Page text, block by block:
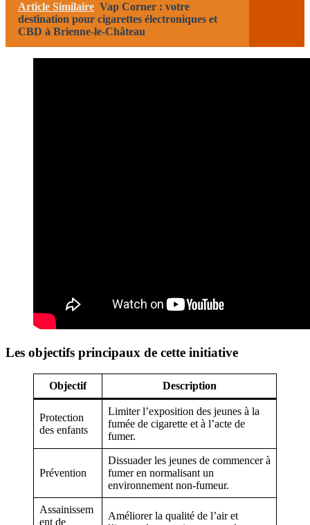
Article Similaire Vap Corner : votre
destination pour cigarettes électroniques et
CBD à Brienne-le-Château
Les objectifs principaux de cette initiative
Objectif Description
Protection
des enfants
Limiter l’exposition des jeunes à la
fumée de cigarette et à l’acte de
fumer.
Prévention
Dissuader les jeunes de commencer à
fumer en normalisant un
environnement non-fumeur.
Assainissem
ent de
Améliorer la qualité de l’air et